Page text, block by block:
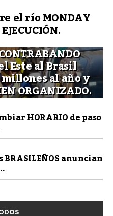
el río MONDAY
Este al Brasil
millones al año y
ORGANIZADO.
HORARIO de paso
BRASILEÑOS anuncian